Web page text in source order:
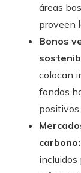
áreas
proveen
Bonos
colocan
fondos
positivos
carbono:
incluidos